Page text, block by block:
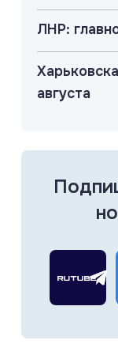
ЛНР:
августа